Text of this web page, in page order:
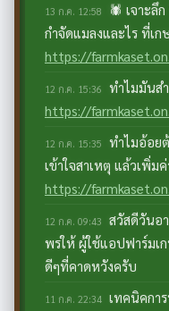
13 ก.ค. 12:58
🕷️ เจาะลึ
กำจัดแมลงและไร ที่เก
https://
12 ก.ค. 15:36 ทำไมมันส
https://
12 ก.ค. 15:35 ทำไมอ้อย
เข้าใจสาเหตุ แล้วเพิ่มค่
https://
12 ก.ค. 09:43 สวัสดีวันอ
พรให้ ผู้ใช้แอปฟาร์มเ
ดีๆที่คาดหวังครับ
11 ก.ค. 22:34 เทคนิคกา